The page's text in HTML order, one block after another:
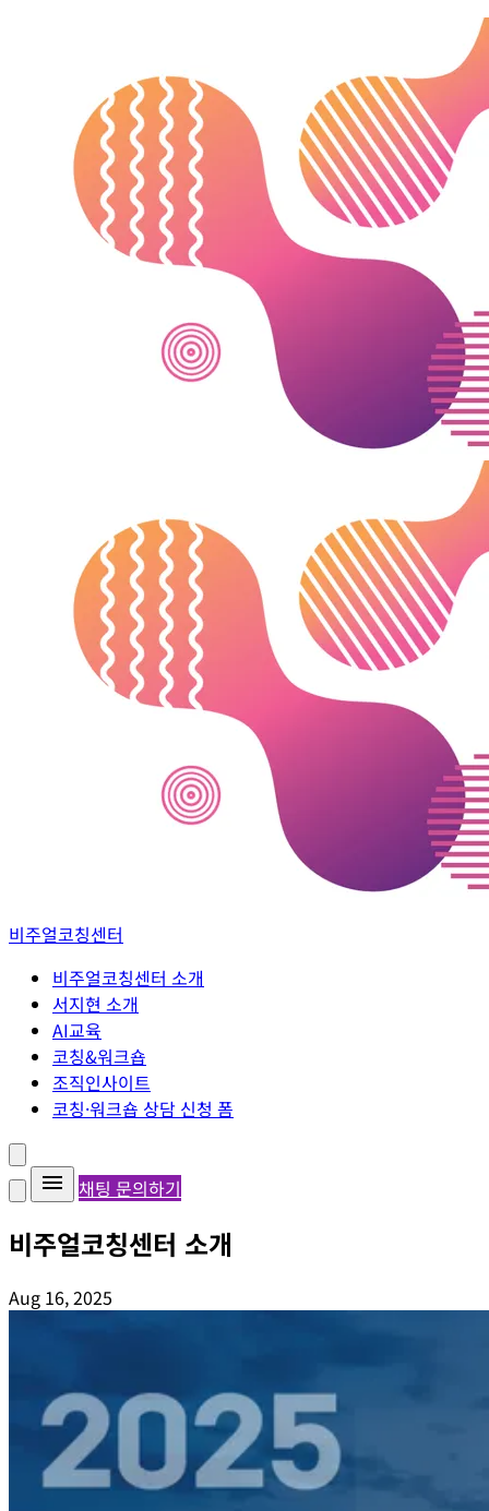
비주얼코칭센터
비주얼코칭센터 소개
서지현 소개
AI교육
코칭&워크숍
조직인사이트
코칭·워크숍 상담 신청 폼
채팅 문의하기
비주얼코칭센터 소개
Aug 16, 2025